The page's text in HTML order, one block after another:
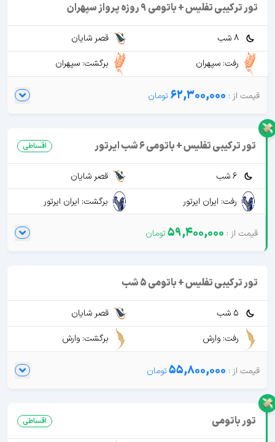
تور ترکیبی تفلیس + باتومی 9 روزه پرواز سپهران
8 شب
قصر شایان
رفت: سپهران
برگشت: سپهران
62,300,000
تور ترکیبی تفلیس + باتومی 6 شب ایرتور اقساطی
6 شب
قصر شایان
رفت: ایران ایرتور
برگشت: ایران ایرتور
59,400,000
تور ترکیبی تفلیس + باتومی 5 شب
5 شب
قصر شایان
رفت: وارش
برگشت: وارش
55,800,000
تور باتومی اقساطی